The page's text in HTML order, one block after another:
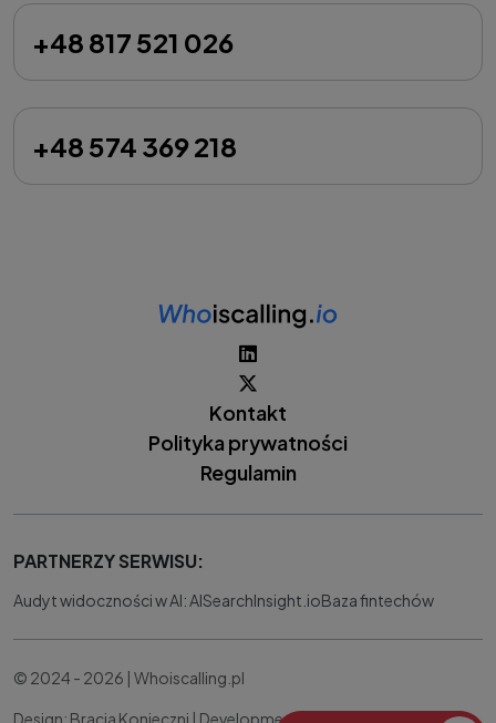
+48 817 521 026
+48 574 369 218
Kontakt
Polityka prywatności
Regulamin
PARTNERZY SERWISU:
Audyt widoczności w AI: AISearchInsight.ioBaza fintechów
© 2024 - 2026 | Whoiscalling.pl
Design: Bracia Konieczni | Development: